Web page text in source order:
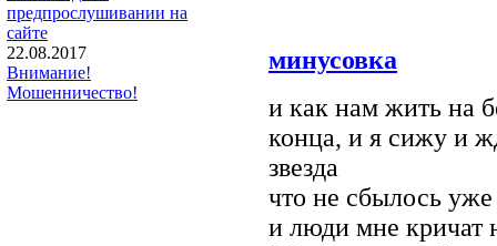
предпрослушивании на
сайте
22.08.2017
Внимание!
Мошенничество!
минусовка
и как нам жить на
конца, и я сижу и
звезда
что не сбылось
и люди мне кричат